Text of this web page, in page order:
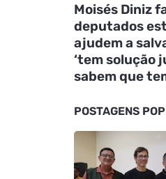
Moisés Diniz
deputados
ajudem a
‘tem solução
sabem que
POSTAGENS